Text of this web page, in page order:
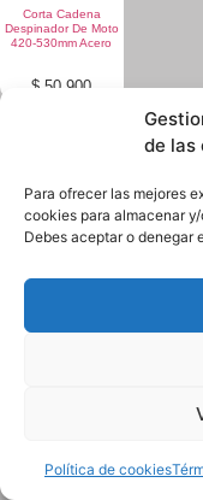
de las
Para ofrecer las mejores
cookies para almacenar
Debes aceptar o denegar
Política de cookies
Corta Cadena
Despinador De Moto
420-530mm Acero
$ 50.900
¿No encuentras lo que
y en 24 horas o
Términos y
Quiénes Somos